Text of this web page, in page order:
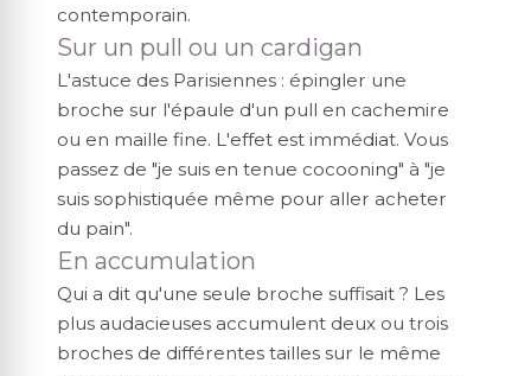
contemporain.
Sur un pull ou un cardigan
L'astuce des Parisiennes : épingler une
broche sur l'épaule d'un pull en cachemire
ou en maille fine. L'effet est immédiat. Vous
passez de "je suis en tenue cocooning" à "je
suis sophistiquée même pour aller acheter
du pain".
En accumulation
Qui a dit qu'une seule broche suffisait ? Les
plus audacieuses accumulent deux ou trois
broches de différentes tailles sur le même